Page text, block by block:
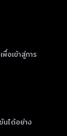
อเข้าสู่การ
นได้อย่าง